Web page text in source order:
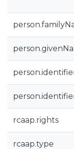
rcaap.rights
rcaap.type